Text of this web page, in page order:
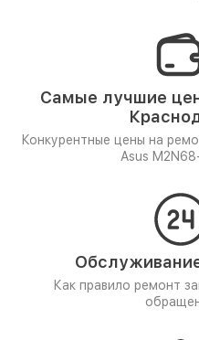
Самые лучшие
Конкурентные цены на
Asus
Как правило ремонт